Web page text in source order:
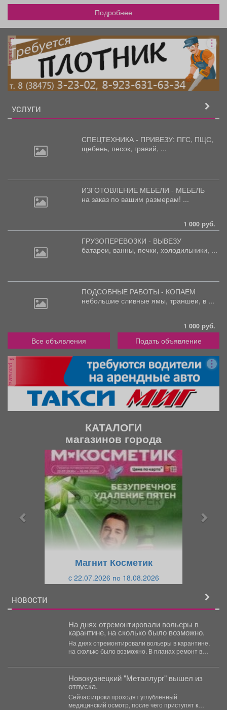
Подробнее
реклама
УСЛУГИ
СПЕЦТЕХНИКА - ПРИВЕЗУ: ПГС, ПЩС,
щебень, песок, гравий, ...
ИЗГОТОВЛЕНИЕ МЕБЕЛИ - МЕБЕЛЬ
на заказ по вашим размерам! ...
1 000 руб.
ГРУЗОПЕРЕВОЗКИ - ВЫВЕЗУ
батареи, ванны, печки, холодильники, ...
ПОДСОБНЫЕ РАБОТЫ - КОПАЕМ
небольшие сливные ямы, траншеи, в ...
1 000 руб.
Все объявления Подать объявление
реклама
КАТАЛОГИ
магазинов города
Магнит Косметик
c 22.07.2026 по 18.08.2026
НОВОСТИ
На днях отремонтировали вольеры в
карантине, на сколько было возможно.
На днях отремонтировали вольеры в карантине,
на сколько было возможно. В планах ремонт в
Новокузнецкий "Металлург" вышел из
отпуска.
Сейчас игроки проходят углублённый
медицинский осмотр, после чего приступят к